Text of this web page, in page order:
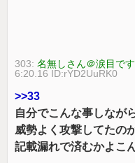
303:名無しさん＠涙目で
6:20.16 ID:rYD2UuRK0
>>33
自分でこんな事しなが
威勢よく攻撃してたの
記載漏れで済むかよこ